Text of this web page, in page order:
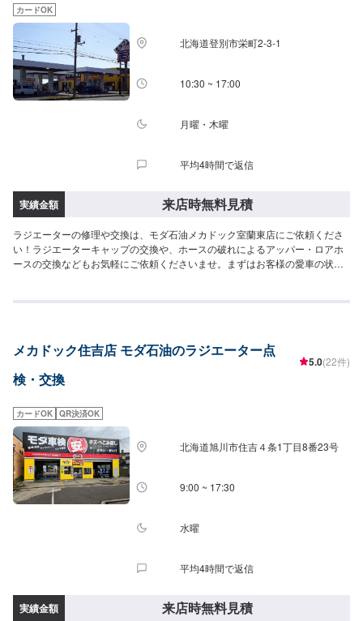
カードOK
北海道登別市栄町2-3-1
10:30 ~ 17:00
月曜・木曜
平均4時間で返信
実績金額 来店時無料見積
ラジエーターの修理や交換は、モダ石油メカドック室蘭東店にご依頼くださ
い！ラジエーターキャップの交換や、ホースの破れによるアッパー・ロアホ
ースの交換などもお気軽にご依頼くださいませ。まずはお客様の愛車の状態
メカドック住吉店 モダ石油のラジエーター点
検・交換
5.0(22件)
カードOK QR決済OK
北海道旭川市住吉４条1丁目8番23号
9:00 ~ 17:30
水曜
平均4時間で返信
実績金額 来店時無料見積